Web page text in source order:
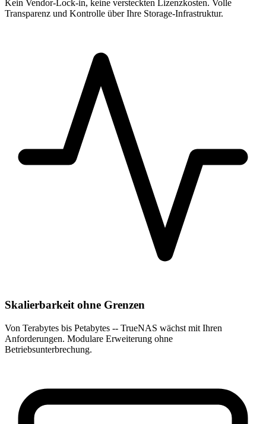
Kein Vendor-Lock-in, keine versteckten Lizenzkosten. Volle
Transparenz und Kontrolle über Ihre Storage-Infrastruktur.
Skalierbarkeit ohne Grenzen
Von Terabytes bis Petabytes -- TrueNAS wächst mit Ihren
Anforderungen. Modulare Erweiterung ohne
Betriebsunterbrechung.